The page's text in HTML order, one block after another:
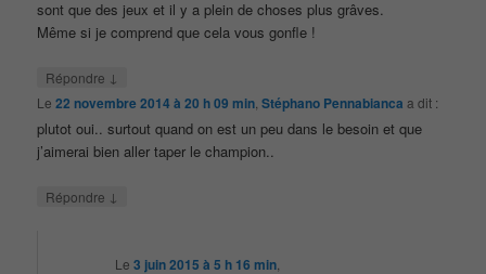
sont que des jeux et il y a plein de choses plus grâves.
Même si je comprend que cela vous gonfle !
Répondre ↓
Le22 novembre 2014 à 20 h 09 min ,Stéphano Pennabianca a dit :
plutot oui.. surtout quand on est un peu dans le besoin et que
j’aimerai bien aller taper le champion..
Répondre ↓
Le3 juin 2015 à 5 h 16 min